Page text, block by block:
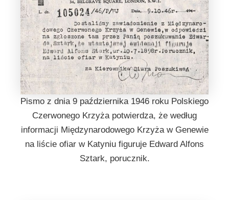
Pismo z dnia 9 października 1946 roku Polskiego
Czerwonego Krzyża potwierdza, że według
informacji Międzynarodowego Krzyża w Genewie
na liście ofiar w Katyniu figuruje Edward Alfons
Sztark, porucznik.